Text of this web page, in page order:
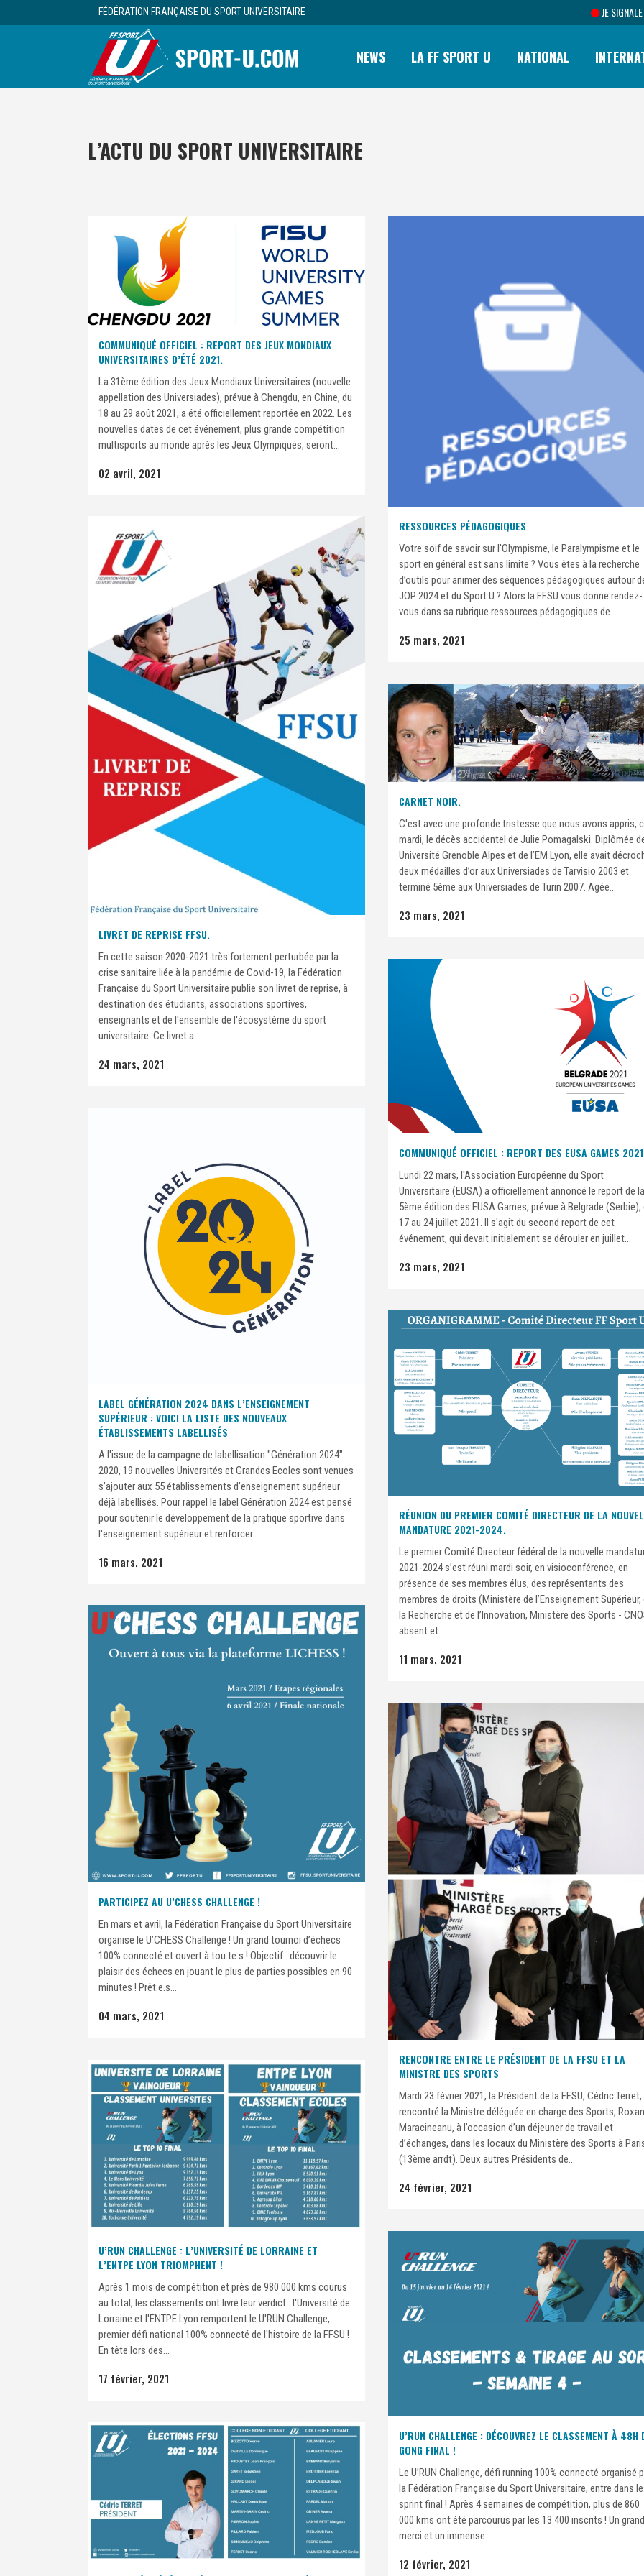
FÉDÉRATION FRANÇAISE DU SPORT UNIVERSITAIRE JE SIGNALE
NEWS LA FF SPORT U NATIONAL
L’ACTU DU SPORT UNIVERSITAIRE
COMMUNIQUÉ OFFICIEL : REPORT DES JEUX MONDIAUX
UNIVERSITAIRES D’ÉTÉ 2021.
La 31ème édition des Jeux Mondiaux Universitaires (nouvelle
appellation des Universiades), prévue à Chengdu, en Chine, du
18 au 29 août 2021, a été officiellement reportée en 2022. Les
nouvelles dates de cet événement, plus grande compétition
multisports au monde après les Jeux Olympiques, seront...
02 avril, 2021
RESSOURCES PÉDAGOGIQUES
Votre soif de savoir sur l'Olympisme, le Paralympisme et le
sport en général est sans limite ? Vous êtes à la recherche
d’outils pour animer des séquences pédagogiques autour
JOP 2024 et du Sport U ? Alors la FFSU vous donne rendez-
vous dans sa rubrique ressources pédagogiques de...
25 mars, 2021
LIVRET DE REPRISE FFSU.
En cette saison 2020-2021 très fortement perturbée par la
crise sanitaire liée à la pandémie de Covid-19, la Fédération
Française du Sport Universitaire publie son livret de reprise, à
destination des étudiants, associations sportives,
enseignants et de l'ensemble de l'écosystème du sport
universitaire. Ce livret a...
24 mars, 2021
CARNET NOIR.
C'est avec une profonde tristesse que nous avons appris,
mardi, le décès accidentel de Julie Pomagalski. Diplômée
Université Grenoble Alpes et de l’EM Lyon, elle avait
deux médailles d’or aux Universiades de Tarvisio 2003 et
terminé 5ème aux Universiades de Turin 2007. Agée...
23 mars, 2021
COMMUNIQUÉ OFFICIEL : REPORT DES EUSA GAMES
Lundi 22 mars, l'Association Européenne du Sport
Universitaire (EUSA) a officiellement annoncé le report de la
5ème édition des EUSA Games, prévue à Belgrade (Serbie),
17 au 24 juillet 2021. Il s'agit du second report de cet
événement, qui devait initialement se dérouler en juillet...
23 mars, 2021
LABEL GÉNÉRATION 2024 DANS L’ENSEIGNEMENT
SUPÉRIEUR : VOICI LA LISTE DES NOUVEAUX
ÉTABLISSEMENTS LABELLISÉS
A l'issue de la campagne de labellisation "Génération 2024"
2020, 19 nouvelles Universités et Grandes Ecoles sont venues
s’ajouter aux 55 établissements d’enseignement supérieur
déjà labellisés. Pour rappel le label Génération 2024 est pensé
pour soutenir le développement de la pratique sportive dans
l'enseignement supérieur et renforcer...
16 mars, 2021
RÉUNION DU PREMIER COMITÉ DIRECTEUR DE LA
MANDATURE 2021-2024.
Le premier Comité Directeur fédéral de la nouvelle
2021-2024 s’est réuni mardi soir, en visioconférence, en
présence de ses membres élus, des représentants des
membres de droits (Ministère de l’Enseignement Supérieur,
la Recherche et de l’Innovation, Ministère des Sports -
absent et...
11 mars, 2021
PARTICIPEZ AU U’CHESS CHALLENGE !
En mars et avril, la Fédération Française du Sport Universitaire
organise le U’CHESS Challenge ! Un grand tournoi d’échecs
100% connecté et ouvert à tou.te.s ! Objectif : découvrir le
plaisir des échecs en jouant le plus de parties possibles en 90
minutes ! Prêt.e.s...
04 mars, 2021
RENCONTRE ENTRE LE PRÉSIDENT DE LA FFSU ET LA
MINISTRE DES SPORTS
Mardi 23 février 2021, la Président de la FFSU, Cédric Terret,
rencontré la Ministre déléguée en charge des Sports,
Maracineanu, à l’occasion d’un déjeuner de travail et
d’échanges, dans les locaux du Ministère des Sports à
(13ème arrdt). Deux autres Présidents de...
24 février, 2021
U’RUN CHALLENGE : L’UNIVERSITÉ DE LORRAINE ET
L’ENTPE LYON TRIOMPHENT !
Après 1 mois de compétition et près de 980 000 kms courus
au total, les classements ont livré leur verdict : l'Université de
Lorraine et l'ENTPE Lyon remportent le U'RUN Challenge,
premier défi national 100% connecté de l'histoire de la FFSU !
En tête lors des...
17 février, 2021
U’RUN CHALLENGE : DÉCOUVREZ LE CLASSEMENT À 48H
GONG FINAL !
Le U’RUN Challenge, défi running 100% connecté organisé
la Fédération Française du Sport Universitaire, entre dans le
sprint final ! Après 4 semaines de compétition, plus de 860
000 kms ont été parcourus par les 13 400 inscrits ! Un grand
merci et un immense...
12 février, 2021